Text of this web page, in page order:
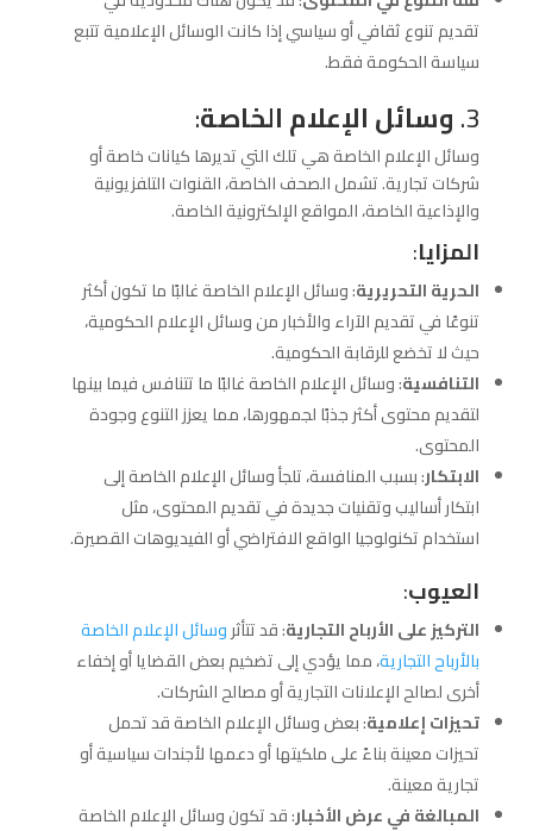
تقديم تنوع ثقافي أو سياسي إذا كانت الوسائل الإعلامية تتبع
سياسة الحكومة فقط.
3. وسائل الإعلام الخاصة:
وسائل الإعلام الخاصة هي تلك التي تديرها كيانات خاصة أو
شركات تجارية. تشمل الصحف الخاصة، القنوات التلفزيونية
والإذاعية الخاصة، المواقع الإلكترونية الخاصة.
المزايا:
الحرية التحريرية: وسائل الإعلام الخاصة غالبًا ما تكون أكثر
تنوعًا في تقديم الآراء والأخبار من وسائل الإعلام الحكومية،
حيث لا تخضع للرقابة الحكومية.
التنافسية: وسائل الإعلام الخاصة غالبًا ما تتنافس فيما بينها
لتقديم محتوى أكثر جذبًا لجمهورها، مما يعزز التنوع وجودة
المحتوى.
الابتكار: بسبب المنافسة، تلجأ وسائل الإعلام الخاصة إلى
ابتكار أساليب وتقنيات جديدة في تقديم المحتوى، مثل
استخدام تكنولوجيا الواقع الافتراضي أو الفيديوهات القصيرة.
العيوب:
التركيز على الأرباح التجارية: قد تتأثروسائل الإعلام الخاصة
بالأرباح التجارية، مما يؤدي إلى تضخيم بعض القضايا أو إخفاء
أخرى لصالح الإعلانات التجارية أو مصالح الشركات.
تحيزات إعلامية: بعض وسائل الإعلام الخاصة قد تحمل
تحيزات معينة بناءً على ملكيتها أو دعمها لأجندات سياسية أو
تجارية معينة.
المبالغة في عرض الأخبار: قد تكون وسائل الإعلام الخاصة